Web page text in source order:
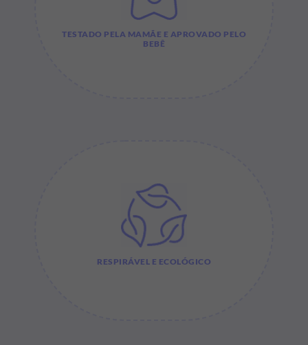
TESTADO PELA MAMÃE E APROVADO PELO
BEBÊ
RESPIRÁVEL E ECOLÓGICO